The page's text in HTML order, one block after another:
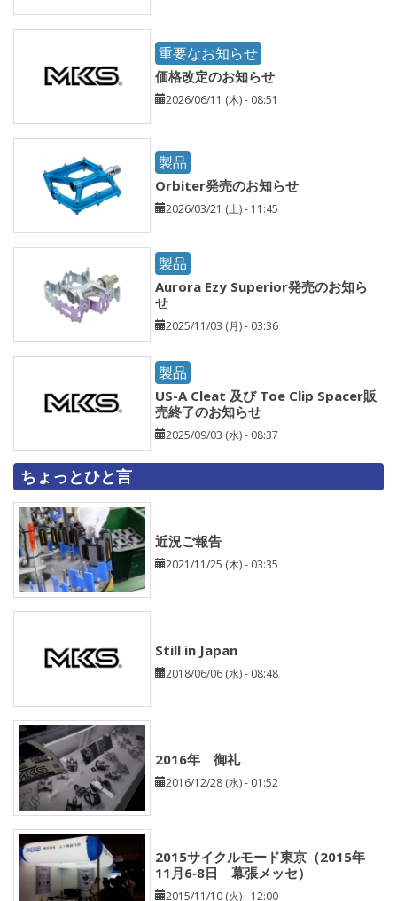
重要なお知らせ
価格改定のお知らせ
2026/06/11 (木) - 08:51
製品
Orbiter発売のお知らせ
2026/03/21 (土) - 11:45
製品
Aurora Ezy Superior発売のお知ら
せ
2025/11/03 (月) - 03:36
製品
US-A Cleat 及び Toe Clip Spacer販
売終了のお知らせ
2025/09/03 (水) - 08:37
ちょっとひと言
近況ご報告
2021/11/25 (木) - 03:35
Still in Japan
2018/06/06 (水) - 08:48
2016年 御礼
2016/12/28 (水) - 01:52
2015サイクルモード東京（2015年
11月6‐8日 幕張メッセ）
2015/11/10 (火) - 12:00